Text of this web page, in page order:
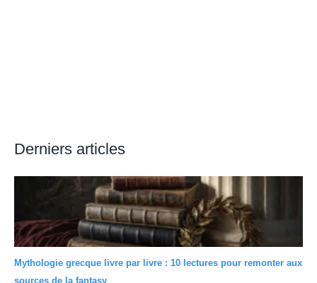
Derniers articles
Mythologie grecque livre par livre : 10 lectures pour remonter aux
sources de la fantasy